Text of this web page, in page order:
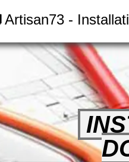
Artisan73 -